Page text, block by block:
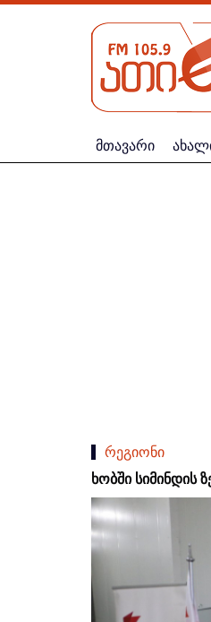
მთავარი
რეგიონი
ხობში სიმინდის